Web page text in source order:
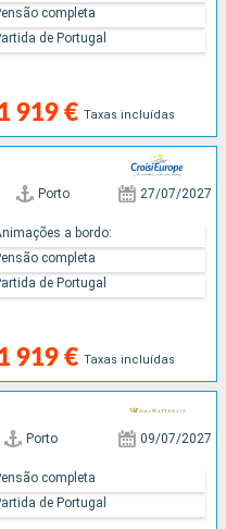
919 € Taxas incluídas
completa
de Portugal
Porto 27/07/2027
919 € Taxas incluídas
a bordo:
completa
de Portugal
Porto 09/07/2027
completa
de Portugal